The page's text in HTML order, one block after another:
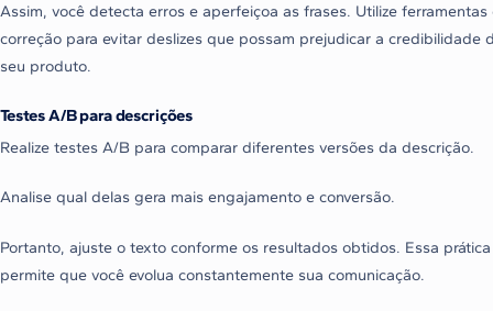
Assim, você detecta erros e aperfeiçoa as frases. Utilize ferramentas
correção para evitar deslizes que possam prejudicar a credibilidade
seu produto.
Testes A/B para descrições
Realize testes A/B para comparar diferentes versões da descrição.
Analise qual delas gera mais engajamento e conversão.
Portanto, ajuste o texto conforme os resultados obtidos. Essa prática
permite que você evolua constantemente sua comunicação.